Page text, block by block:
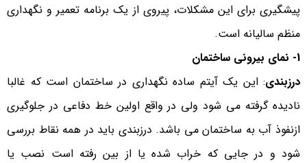
پیشگیری برای این مشکلات، پیروی از یک برنامه تعمیر و نگهداری
منظم سالیانه است.
1- نمای بیرونی ساختمان
درزبندی: این یک آیتم ساده نگهداری در ساختمان است که غالبا
نادیده گرفته می شود ولی در واقع اولین خط دفاعی در جلوگیری
ازنفوذ آب به ساختمان می باشد. درزبندی باید در همه نقاط بررسی
شود و در جایی که خراب شده یا از بین رفته است نصب یا